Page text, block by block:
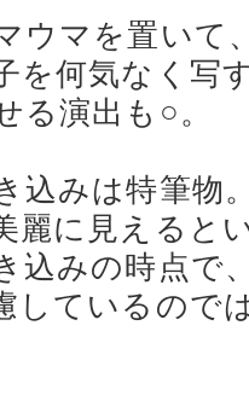
ウマを置いて
を何気なく写
る演出も○。
込みは特筆物
麗に見えると
込みの時点で
しているので